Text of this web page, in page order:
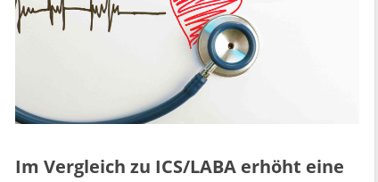
Im Vergleich zu ICS/LABA erhöht eine